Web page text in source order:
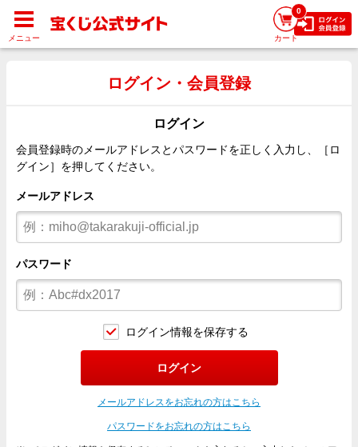
ログイン・会員登録
ログイン
会員登録時のメールアドレスとパスワードを正しく入力し、［ロ
グイン］を押してください。
メールアドレス
パスワード
ログイン情報を保存する
ログイン
メールアドレスをお忘れの方はこちら
パスワードをお忘れの方はこちら
メニュー
0
カート